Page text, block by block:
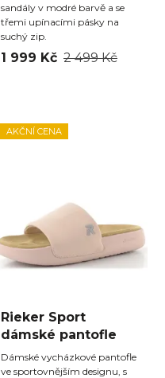
sandály v modré barvě a se
třemi upínacími pásky na
suchý zip.
1 999 Kč 2 499 Kč
AKČNÍ CENA
Rieker Sport
dámské pantofle
Dámské vycházkové pantofle
ve sportovnějším designu, s